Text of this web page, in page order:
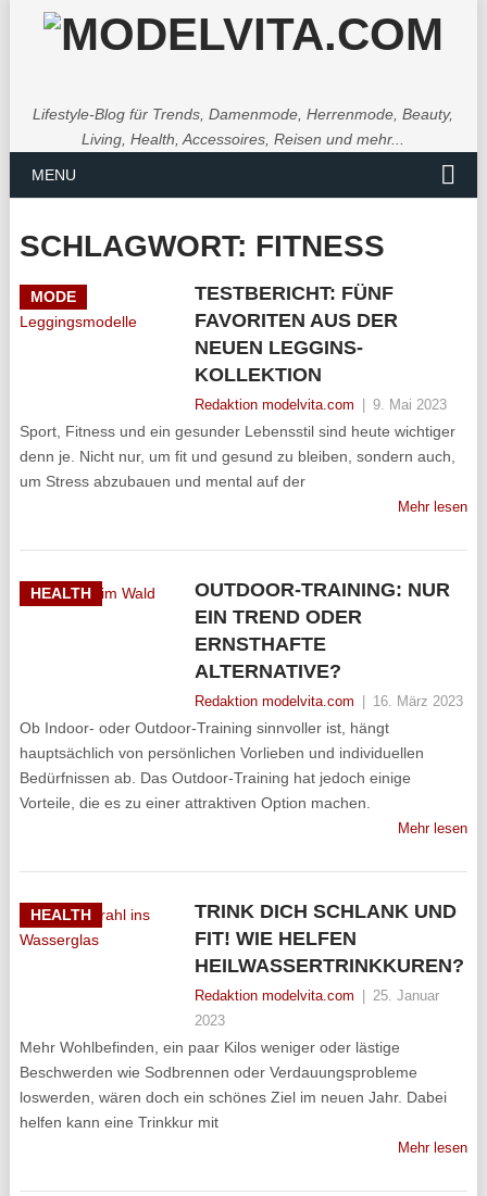
Lifestyle-Blog für Trends, Damenmode, Herrenmode, Beauty,
Living, Health, Accessoires, Reisen und mehr...
MENU
SCHLAGWORT: FITNESS
MODE
TESTBERICHT: FÜNF
FAVORITEN AUS DER
NEUEN LEGGINS-
KOLLEKTION
Redaktion modelvita.com 9. Mai 2023
Sport, Fitness und ein gesunder Lebensstil sind heute wichtiger
denn je. Nicht nur, um fit und gesund zu bleiben, sondern auch,
um Stress abzubauen und mental auf der
Mehr lesen
HEALTH
OUTDOOR-TRAINING: NUR
EIN TREND ODER
ERNSTHAFTE
ALTERNATIVE?
Redaktion modelvita.com 16. März 2023
Ob Indoor- oder Outdoor-Training sinnvoller ist, hängt
hauptsächlich von persönlichen Vorlieben und individuellen
Bedürfnissen ab. Das Outdoor-Training hat jedoch einige
Vorteile, die es zu einer attraktiven Option machen.
Mehr lesen
HEALTH
TRINK DICH SCHLANK UND
FIT! WIE HELFEN
HEILWASSERTRINKKUREN?
Redaktion modelvita.com
25. Januar
2023
Mehr Wohlbefinden, ein paar Kilos weniger oder lästige
Beschwerden wie Sodbrennen oder Verdauungsprobleme
loswerden, wären doch ein schönes Ziel im neuen Jahr. Dabei
helfen kann eine Trinkkur mit
Mehr lesen